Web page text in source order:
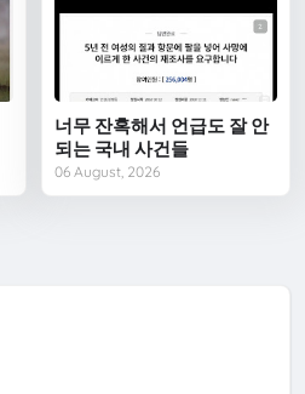
너무 잔혹해서 언급도 잘 안
되는 국내 사건들
06 August, 2026